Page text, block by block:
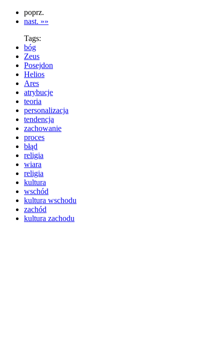
poprz.
nast. »»
Tags:
bóg
Zeus
Posejdon
Helios
Ares
atrybucje
teoria
personalizacja
tendencja
zachowanie
proces
błąd
religia
wiara
religia
kultura
wschód
kultura wschodu
zachód
kultura zachodu